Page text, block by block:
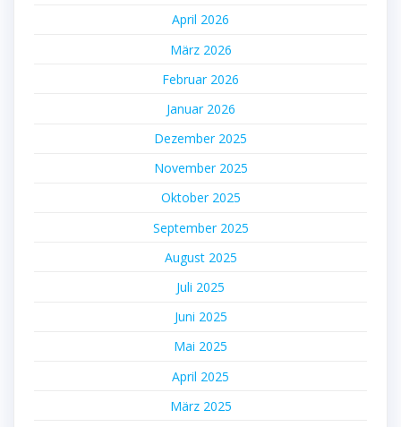
April 2026
März 2026
Februar 2026
Januar 2026
Dezember 2025
November 2025
Oktober 2025
September 2025
August 2025
Juli 2025
Juni 2025
Mai 2025
April 2025
März 2025